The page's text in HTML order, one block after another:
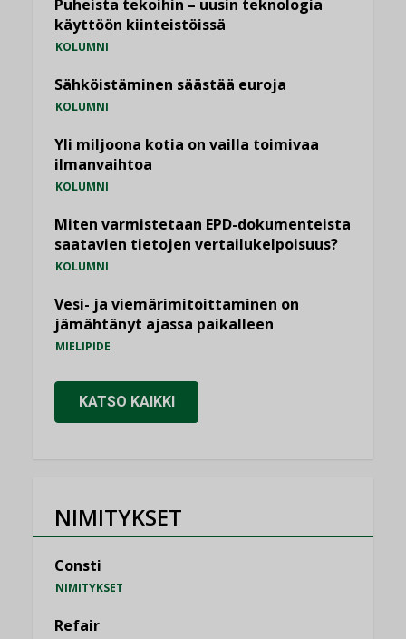
Puheista tekoihin – uusin teknologia
käyttöön kiinteistöissä
KOLUMNI
Sähköistäminen säästää euroja
KOLUMNI
Yli miljoona kotia on vailla toimivaa
ilmanvaihtoa
KOLUMNI
Miten varmistetaan EPD-dokumenteista
saatavien tietojen vertailukelpoisuus?
KOLUMNI
Vesi- ja viemärimitoittaminen on
jämähtänyt ajassa paikalleen
MIELIPIDE
KATSO KAIKKI
NIMITYKSET
Consti
NIMITYKSET
Refair